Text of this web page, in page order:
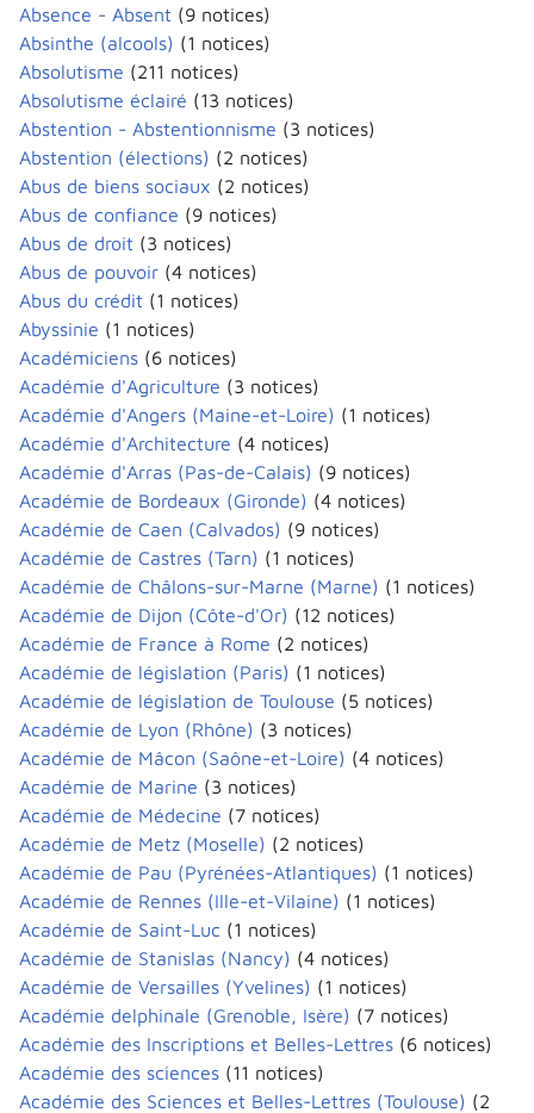
Absence - Absent (9 notices)
Absinthe (alcools) (1 notices)
Absolutisme (211 notices)
Absolutisme éclairé (13 notices)
Abstention - Abstentionnisme (3 notices)
Abstention (élections) (2 notices)
Abus de biens sociaux (2 notices)
Abus de confiance (9 notices)
Abus de droit (3 notices)
Abus de pouvoir (4 notices)
Abus du crédit (1 notices)
Abyssinie (1 notices)
Académiciens (6 notices)
Académie d'Agriculture (3 notices)
Académie d'Angers (Maine-et-Loire) (1 notices)
Académie d'Architecture (4 notices)
Académie d'Arras (Pas-de-Calais) (9 notices)
Académie de Bordeaux (Gironde) (4 notices)
Académie de Caen (Calvados) (9 notices)
Académie de Castres (Tarn) (1 notices)
Académie de Châlons-sur-Marne (Marne) (1 notices)
Académie de Dijon (Côte-d'Or) (12 notices)
Académie de France à Rome (2 notices)
Académie de législation (Paris) (1 notices)
Académie de législation de Toulouse (5 notices)
Académie de Lyon (Rhône) (3 notices)
Académie de Mâcon (Saône-et-Loire) (4 notices)
Académie de Marine (3 notices)
Académie de Médecine (7 notices)
Académie de Metz (Moselle) (2 notices)
Académie de Pau (Pyrénées-Atlantiques) (1 notices)
Académie de Rennes (Ille-et-Vilaine) (1 notices)
Académie de Saint-Luc (1 notices)
Académie de Stanislas (Nancy) (4 notices)
Académie de Versailles (Yvelines) (1 notices)
Académie delphinale (Grenoble, Isère) (7 notices)
Académie des Inscriptions et Belles-Lettres (6 notices)
Académie des sciences (11 notices)
Académie des Sciences et Belles-Lettres (Toulouse) (2